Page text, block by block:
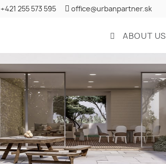
+421 255 573 595 office@urbanpartner.sk
ABOUT US